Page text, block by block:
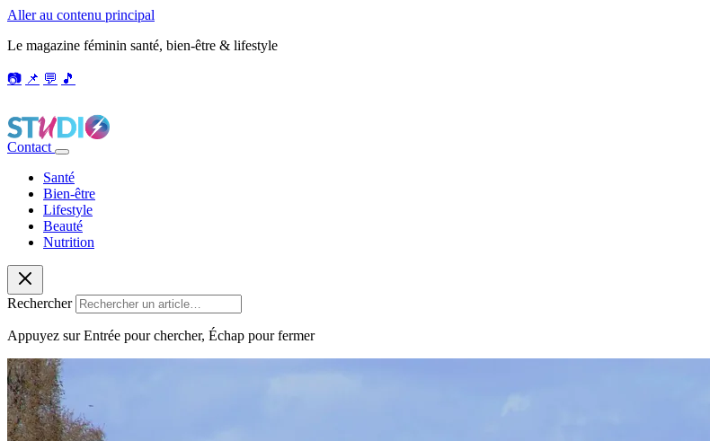
Aller au contenu principal
Le magazine féminin santé, bien-être & lifestyle
📷 📌 💬 🎵
Contact
Santé
Bien-être
Lifestyle
Beauté
Nutrition
Rechercher
Appuyez sur Entrée pour chercher, Échap pour fermer